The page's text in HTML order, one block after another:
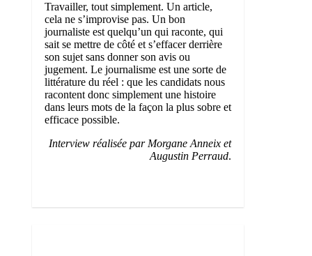
Travailler, tout simplement. Un article,
cela ne s’improvise pas. Un bon
journaliste est quelqu’un qui raconte, qui
sait se mettre de côté et s’effacer derrière
son sujet sans donner son avis ou
jugement. Le journalisme est une sorte de
littérature du réel : que les candidats nous
racontent donc simplement une histoire
dans leurs mots de la façon la plus sobre et
efficace possible.
Interview réalisée par Morgane Anneix et
Augustin Perraud.